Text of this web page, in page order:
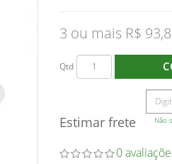
3 ou mais R$
Qtd
Estimar frete Não
0